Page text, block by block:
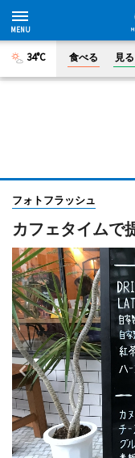
34°C 食べる 見
フォトフラッシュ
カフェタイムで